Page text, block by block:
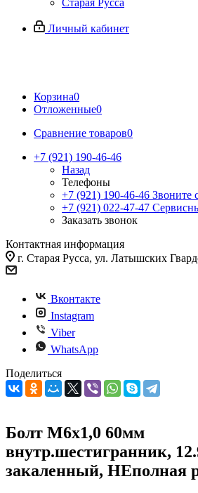
Старая Русса
Личный кабинет
Корзина0
Отложенные0
Сравнение товаров0
+7 (921) 190-46-46
Назад
Телефоны
+7 (921) 190-46-46 Звоните
+7 (921) 022-47-47
Заказать звонок
Контактная информация
г. Старая Русса, ул. Латышских
Вконтакте
Instagram
Viber
WhatsApp
Поделиться
Болт M6х1,0 60мм
внутр.шестигранник,
закаленный, НЕполная